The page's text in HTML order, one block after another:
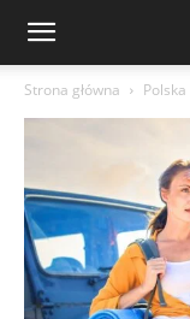
Strona główna Polska